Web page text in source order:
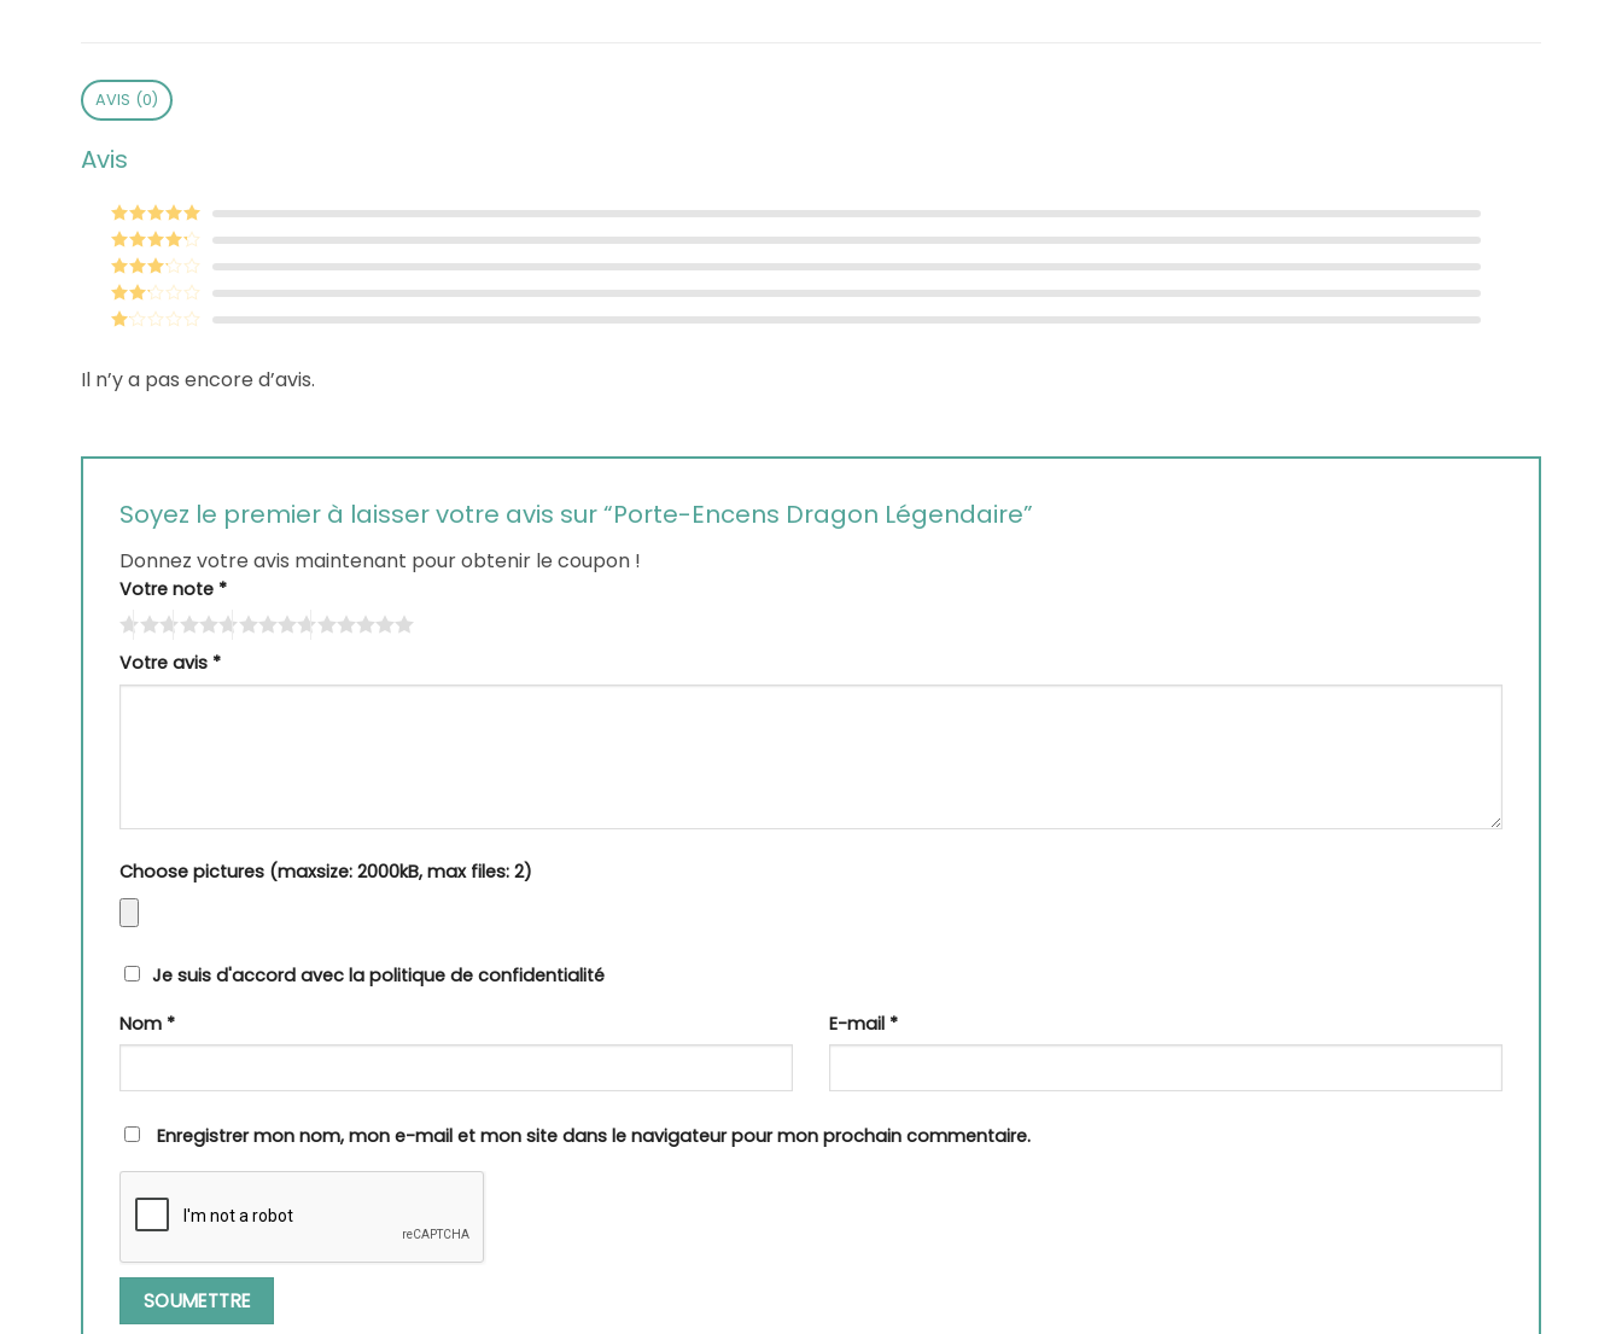
AVIS (0)
Avis
Note5sur 5
Note4
sur 5
Note3
sur 5
Note
sur
5
Il n’y a pas encore d’avis.
Soyez le premier à laisser votre avis sur “Porte-Encens Dragon Légendaire”
Donnez votre avis maintenant pour obtenir le coupon !
Votre note *
Votre avis *
Choose pictures (maxsize: 2000kB, max files: 2)
Je suis d'accord avec la politique de confidentialité
Nom * E-mail *
Enregistrer mon nom, mon e-mail et mon site dans le navigateur pour mon prochain commentaire.